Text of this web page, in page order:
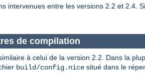
intervenues entre les versions 2.2 et 2.4.
de compilation
à celui de la version 2.2. Dans la
build/config.nice situé dans le